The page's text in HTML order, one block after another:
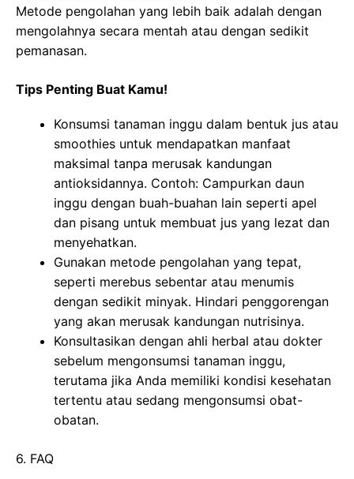
Metode pengolahan yang lebih baik adalah dengan
mengolahnya secara mentah atau dengan sedikit
pemanasan.
Tips Penting Buat Kamu!
Konsumsi tanaman inggu dalam bentuk jus atau
smoothies untuk mendapatkan manfaat
maksimal tanpa merusak kandungan
antioksidannya. Contoh: Campurkan daun
inggu dengan buah-buahan lain seperti apel
dan pisang untuk membuat jus yang lezat dan
menyehatkan.
Gunakan metode pengolahan yang tepat,
seperti merebus sebentar atau menumis
dengan sedikit minyak. Hindari penggorengan
yang akan merusak kandungan nutrisinya.
Konsultasikan dengan ahli herbal atau dokter
sebelum mengonsumsi tanaman inggu,
terutama jika Anda memiliki kondisi kesehatan
tertentu atau sedang mengonsumsi obat-
obatan.
6. FAQ